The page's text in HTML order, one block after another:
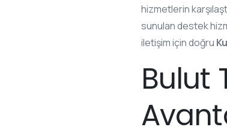
hizmetlerin
sunulan destek
iletişim için doğru
Bulut